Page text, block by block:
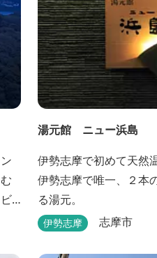
湯元館 ニュー浜島
伊勢志摩で初めて天然
伊勢志摩で唯一、２本
る湯元。
伊勢志摩 志摩市